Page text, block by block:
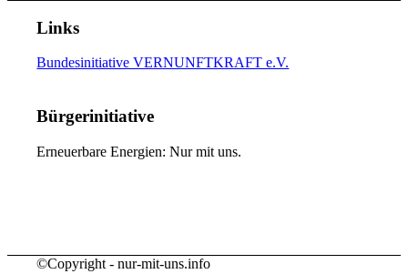
Links
Bundesinitiative VERNUNFTKRAFT e.V.
Bürgerinitiative
Erneuerbare Energien: Nur mit uns.
©Copyright - nur-mit-uns.info